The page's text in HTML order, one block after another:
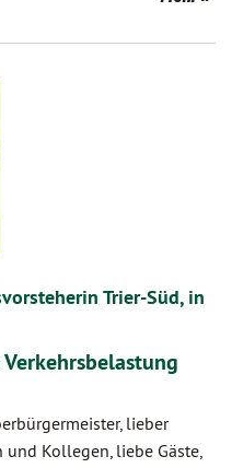
Trier-Süd, in
lieber
Kollegen, liebe Gäste,